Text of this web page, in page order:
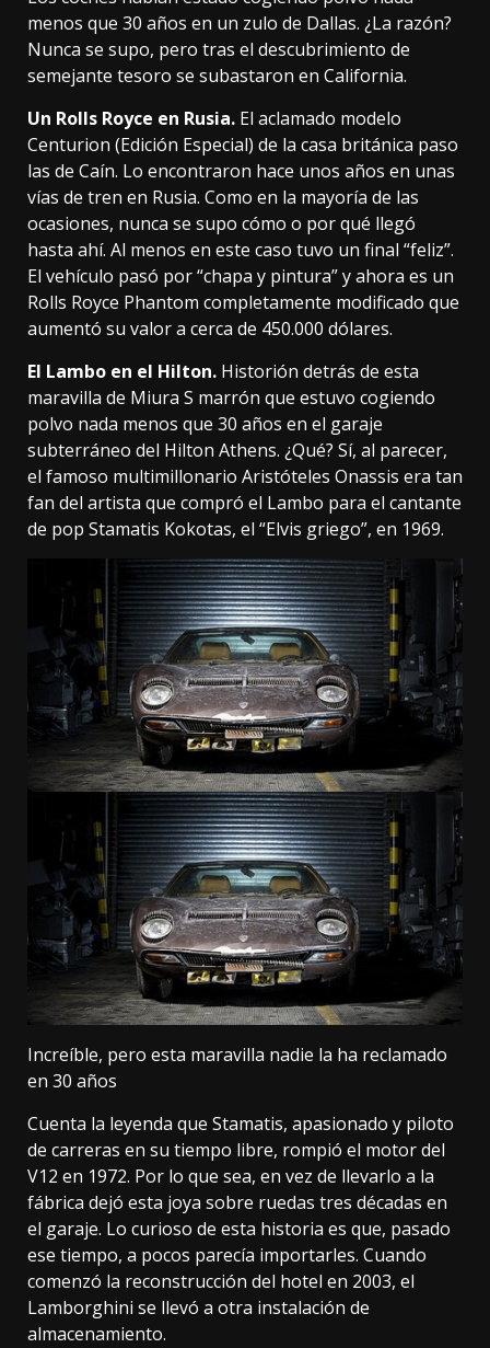
menos que 30 años en un zulo de Dallas. ¿La razón?
Nunca se supo, pero tras el descubrimiento de
semejante tesoro se subastaron en California.
Un Rolls Royce en Rusia. El aclamado modelo
Centurion (Edición Especial) de la casa británica paso
las de Caín. Lo encontraron hace unos años en unas
vías de tren en Rusia. Como en la mayoría de las
ocasiones, nunca se supo cómo o por qué llegó
hasta ahí. Al menos en este caso tuvo un final “feliz”.
El vehículo pasó por “chapa y pintura” y ahora es un
Rolls Royce Phantom completamente modificado que
aumentó su valor a cerca de 450.000 dólares.
El Lambo en el Hilton. Historión detrás de esta
maravilla de Miura S marrón que estuvo cogiendo
polvo nada menos que 30 años en el garaje
subterráneo del Hilton Athens. ¿Qué? Sí, al parecer,
el famoso multimillonario Aristóteles Onassis era tan
fan del artista que compró el Lambo para el cantante
de pop Stamatis Kokotas, el “Elvis griego”, en 1969.
Increíble, pero esta maravilla nadie la ha reclamado
en 30 años
Cuenta la leyenda que Stamatis, apasionado y piloto
de carreras en su tiempo libre, rompió el motor del
V12 en 1972. Por lo que sea, en vez de llevarlo a la
fábrica dejó esta joya sobre ruedas tres décadas en
el garaje. Lo curioso de esta historia es que, pasado
ese tiempo, a pocos parecía importarles. Cuando
comenzó la reconstrucción del hotel en 2003, el
Lamborghini se llevó a otra instalación de
almacenamiento.